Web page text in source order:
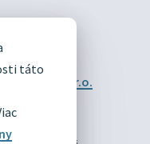
táto
partner s.r.o.